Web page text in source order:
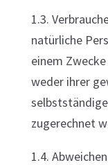
1.3.
natürliche
einem
weder ihrer
zugerechnet
1.4.